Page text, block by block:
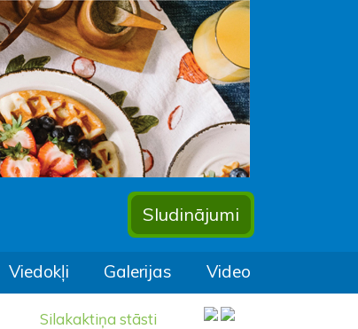
Sludinājumi
Viedokļi Galerijas Video
Silakaktiņa stāsti